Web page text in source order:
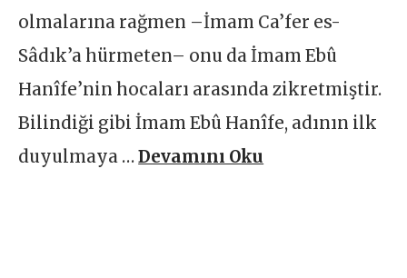
olmalarına rağmen –İmam Ca’fer es-
Sâdık’a hürmeten– onu da İmam Ebû
Hanîfe’nin hocaları arasında zikretmiştir.
Bilindiği gibi İmam Ebû Hanîfe, adının ilk
duyulmaya …Devamını Oku